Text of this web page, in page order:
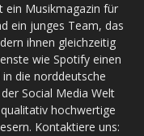
ein Musikmagazin für
ein junges Team, das
ihnen gleichzeitig
wie Spotify einen
die norddeutsche
Social Media Welt
hochwertige
Kontaktiere uns: